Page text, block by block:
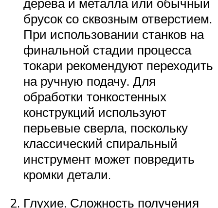
дерева и металла или обычный
брусок со сквозным отверстием.
При использовании станков на
финальной стадии процесса
токари рекомендуют переходить
на ручную подачу. Для
обработки тонкостенных
конструкций используют
перьевые сверла, поскольку
классический спиральный
инструмент может повредить
кромки детали.
Глухие. Сложность получения